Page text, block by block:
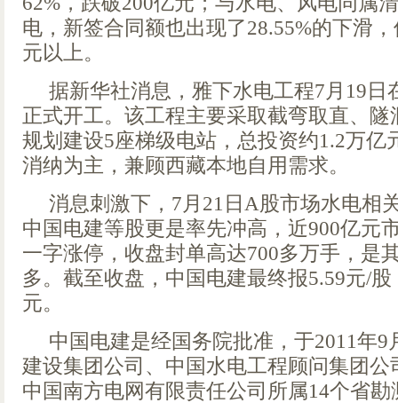
电，新签合同额也出现了28.55%的下滑
元以上。
据新华社消息，雅下水电工程7月19日
正式开工。该工程主要采取截弯取直、
规划建设5座梯级电站，总投资约1.2万亿
消纳为主，兼顾西藏本地自用需求。
消息刺激下，7月21日A股市场水电相
中国电建等股更是率先冲高，近900亿元
一字涨停，收盘封单高达700多万手，是
多。截至收盘，中国电建最终报5.59元/
元。
中国电建是经国务院批准，于2011年
建设集团公司、中国水电工程顾问集团
中国南方电网有限责任公司所属14个省